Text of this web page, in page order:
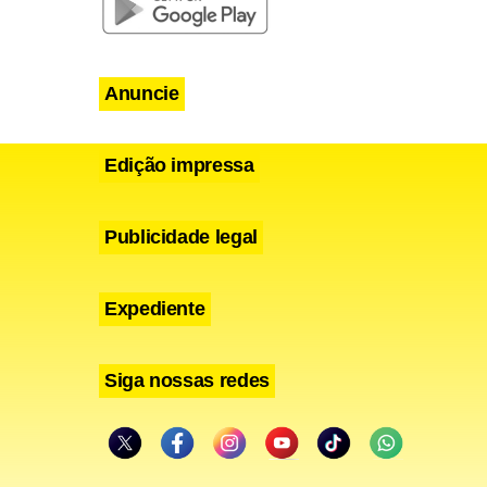
das
ficou
foi
Anuncie
Edição impressa
Publicidade legal
Expediente
Siga nossas redes